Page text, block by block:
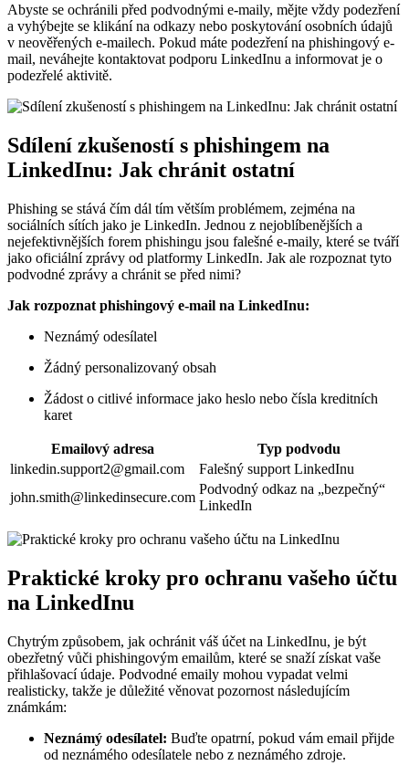
Abyste se ochránili před podvodnými e-maily, mějte vždy podezření
a vyhýbejte se klikání na odkazy nebo poskytování osobních údajů
v neověřených e-mailech. Pokud máte podezření na phishingový e-
mail, neváhejte kontaktovat podporu LinkedInu a informovat je o
podezřelé aktivitě.
Sdílení zkušeností s phishingem na
LinkedInu: Jak chránit ostatní
Phishing se stává čím dál tím větším problémem, zejména na
sociálních sítích jako je LinkedIn. Jednou z nejoblíbenějších a
nejefektivnějších forem phishingu jsou falešné e-maily, které se tváří
jako oficiální zprávy od platformy LinkedIn. Jak ale rozpoznat tyto
podvodné zprávy a chránit se před nimi?
Jak rozpoznat phishingový e-mail na LinkedInu:
Neznámý odesílatel
Žádný personalizovaný obsah
Žádost o citlivé informace jako heslo nebo čísla kreditních
karet
Emailový adresa
Typ podvodu
linkedin.support2@gmail.com
Falešný support LinkedInu
john.smith@linkedinsecure.com
Podvodný odkaz na „bezpečný“
LinkedIn
Praktické kroky pro ochranu vašeho účtu
na LinkedInu
Chytrým způsobem, jak ochránit váš účet na LinkedInu, je být
obezřetný vůči phishingovým emailům, které se snaží získat vaše
přihlašovací údaje. Podvodné emaily mohou vypadat velmi
realisticky, takže je důležité věnovat pozornost následujícím
známkám:
Neznámý odesílatel: Buďte opatrní, pokud vám email přijde
od neznámého odesílatele nebo z neznámého zdroje.